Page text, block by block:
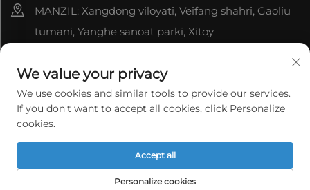
MANZIL: Xangdong viloyati, Veifang shahri, Gaoliu
tumani, Yanghe sanoat parki, Xitoy
[email protected]
Copyright © WeiFang Yag Power Technology Co.,Ltd.
Barcha huquqlar himoyalangan. Maxfiylik siyosati
We value your privacy
We use cookies and similar tools to provide our services.
If you don't want to accept all cookies, click Personalize
cookies.
Personalize cookies
Accept all